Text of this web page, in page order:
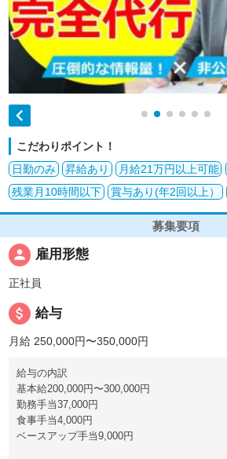

こだわりポイント！
日勤のみ
昇給あり 月給21万円以上可能
残業月10時間以下
賞与あり(年2回以上）
募集要項
person 雇用形態
正社員
attach_money 給与
月給 250,000円〜350,000円
給与の内訳
基本給200,000円〜300,000円
勤務手当37,000円
食事手当4,000円
ベースアップ手当9,000円